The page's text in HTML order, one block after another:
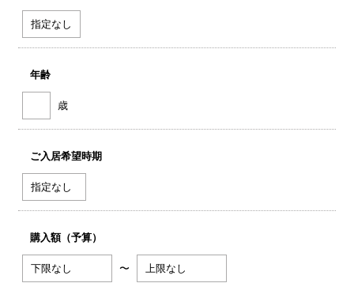
年齢
歳
ご入居希望時期
購入額（予算）
〜